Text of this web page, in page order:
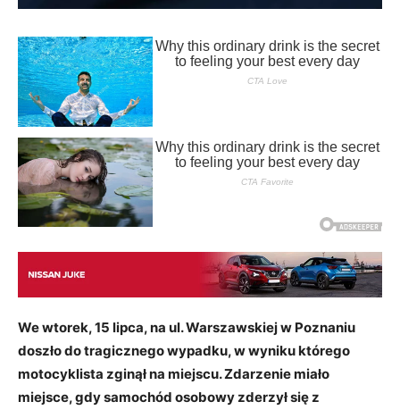
We wtorek, 15 lipca, na ul. Warszawskiej w Poznaniu
doszło do tragicznego wypadku, w wyniku którego
motocyklista zginął na miejscu. Zdarzenie miało
miejsce, gdy samochód osobowy zderzył się z